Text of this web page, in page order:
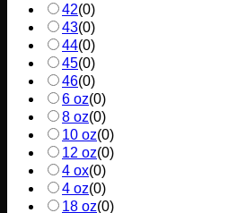
42(0)
43(0)
44(0)
45(0)
46(0)
6 oz(0)
8 oz(0)
10 oz(0)
12 oz(0)
4 ox(0)
4 oz(0)
18 oz(0)